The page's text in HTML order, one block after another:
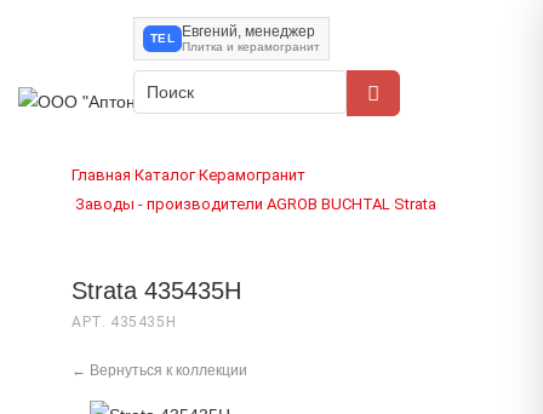
TEL Евгений, менеджер
Плитка и керамогранит
Главная›Каталог›Керамогранит
›Заводы - производители›AGROB BUCHTAL›Strata
Strata 435435H
АРТ. 435435H
← Вернуться к коллекции